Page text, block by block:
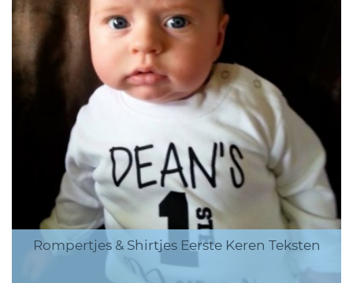
Rompertjes & Shirtjes Eerste Keren Teksten